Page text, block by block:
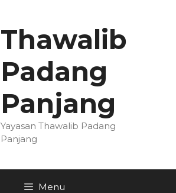
Thawalib
Padang
Panjang
Yayasan Thawalib Padang
Panjang
Menu